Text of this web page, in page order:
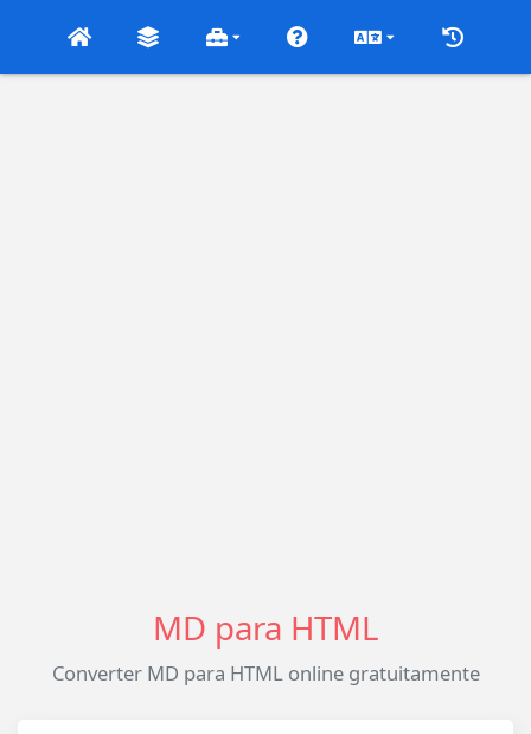
MD para HTML
Converter MD para HTML online gratuitamente